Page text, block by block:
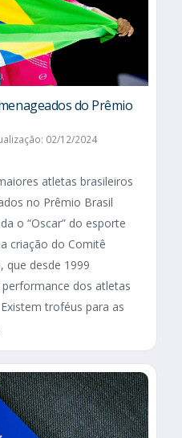
do Prêmio
02/12/2024
atletas brasileiros
no Prêmio Brasil
o “Oscar” do esporte
criação do Comitê
que desde 1999
dos atletas
troféus para as